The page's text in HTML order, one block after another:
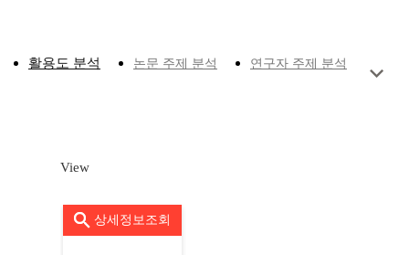
활용도 분석 논문 주제 분석 연구자 주제 분석
View
상세정보조회